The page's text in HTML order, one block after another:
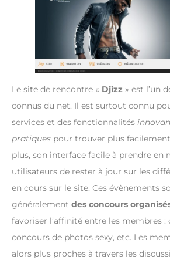
Le site de rencontre « Djizz » est l’un
connus du net. Il est surtout connu
services et des fonctionnalités
pratiques pour trouver plus
plus, son interface facile à prendre en
utilisateurs de rester à jour sur les
en cours sur le site. Ces évènements
généralement des concours
favoriser l’affinité entre les membres :
concours de photos sexy, etc. Les
alors plus proches à travers les